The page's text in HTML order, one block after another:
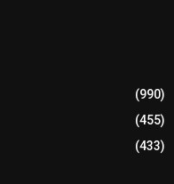
(990)
(455)
(433)